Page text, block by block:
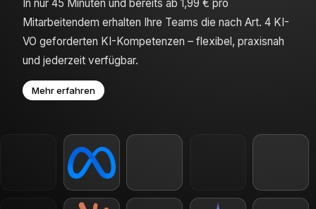
In nur 45 Minuten und bereits ab 1,99 € pro
Mitarbeitendem erhalten Ihre Teams die nach Art. 4 KI-
VO geforderten KI-Kompetenzen – flexibel, praxisnah
und jederzeit verfügbar.
Mehr erfahren